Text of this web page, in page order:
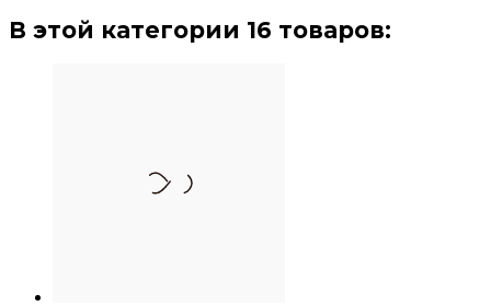
В этой категории 16 товаров: